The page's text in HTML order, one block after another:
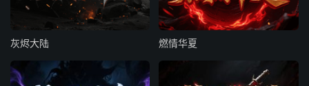
灰烬大陆 燃情华夏